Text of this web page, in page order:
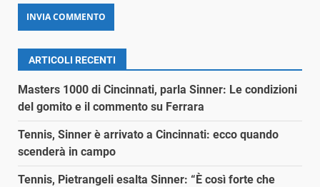
ARTICOLI RECENTI
Masters 1000 di Cincinnati, parla Sinner: Le condizioni
del gomito e il commento su Ferrara
Tennis, Sinner è arrivato a Cincinnati: ecco quando
scenderà in campo
Tennis, Pietrangeli esalta Sinner: “È così forte che